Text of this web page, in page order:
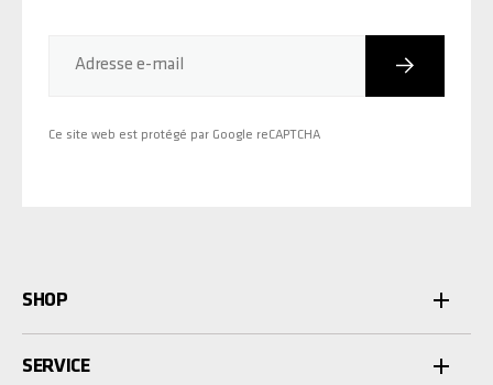
Adresse e-mail Inscription
Ce site web est protégé par Google reCAPTCHA
SHOP
SERVICE